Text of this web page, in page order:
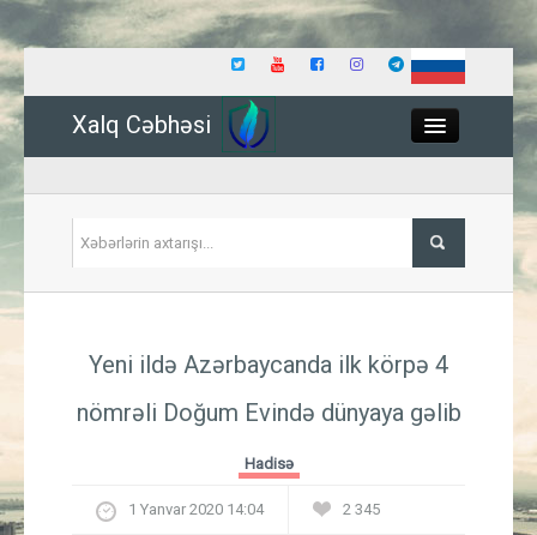
Xalq Cəbhəsi
İqtisadiyyat
Yeni ildə Azərbaycanda ilk körpə 4
nömrəli Doğum Evində dünyaya gəlib
Hadisə
1 Yanvar 2020 14:04 2 345